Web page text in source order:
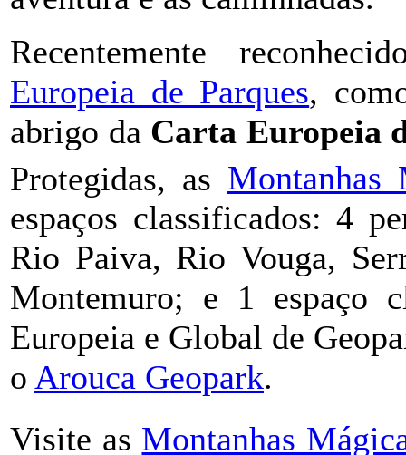
Recentemente
Europeia de Parques,
abrigo da Carta Europeia
Protegidas, as Montanhas
espaços classificados: 4
Rio Paiva, Rio Vouga,
Montemuro; e 1 espaço
Europeia e Global de
o Arouca Geopark.
Visite as Montanhas